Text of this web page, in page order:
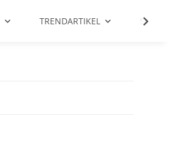
TRENDARTIKEL SALE %